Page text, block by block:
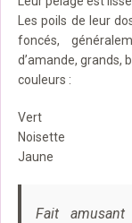
Les poils de leur
foncés,
d’amande, grands,
couleurs :
Vert
Noisette
Jaune
Fait